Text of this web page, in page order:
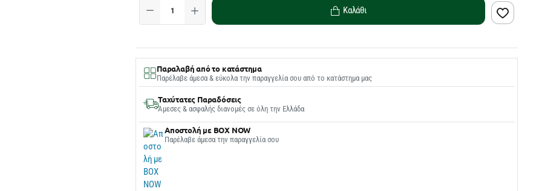
Καλάθι
Παραλαβή από το κατάστημα
Παρέλαβε άμεσα & εύκολα την παραγγελία σου από το κατάστημα μας
Ταχύτατες Παραδόσεις
Άμεσες & ασφαλής διανομές σε όλη την Ελλάδα
Αποστολή με BOX NOW
Παρέλαβε άμεσα την παραγγελία σου